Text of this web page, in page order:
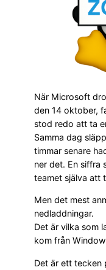
När Microsoft
den 14 oktober,
stod redo att ta
Samma dag
timmar senare
ner det. En siffra
teamet själva att
Men det mest
nedladdningar.
Det är vilka som
kom från
Det är ett tecken